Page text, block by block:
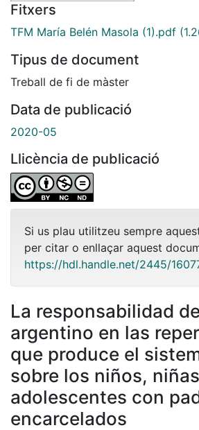
Fitxers
TFM María Belén Masola (1).pdf
Tipus de document
Treball de fi de màster
Data de publicació
2020-05
Llicència de publicació
Si us plau utilitzeu sempre
per citar o enllaçar aquest
https://hdl.handle.net/2445/
La responsabilidad
argentino en las
que produce el
sobre los niños,
adolescentes con
encarcelados